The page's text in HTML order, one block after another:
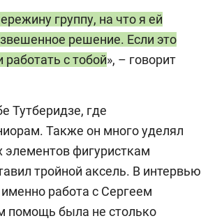
группу, на что я ей
решение. Если это
с тобой», – говорит
Тутберидзе, где
Также он много уделял
элементов фигуристкам
тройной аксель. В интервью
работа с Сергеем
помощь была не столько